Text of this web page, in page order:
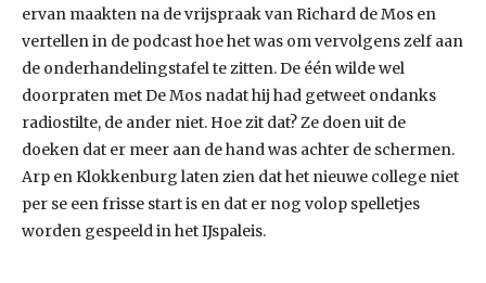
ervan maakten na de vrijspraak van Richard de Mos en
vertellen in de podcast hoe het was om vervolgens zelf aan
de onderhandelingstafel te zitten. De één wilde wel
doorpraten met De Mos nadat hij had getweet ondanks
radiostilte, de ander niet. Hoe zit dat? Ze doen uit de
doeken dat er meer aan de hand was achter de schermen.
Arp en Klokkenburg laten zien dat het nieuwe college niet
per se een frisse start is en dat er nog volop spelletjes
worden gespeeld in het IJspaleis.